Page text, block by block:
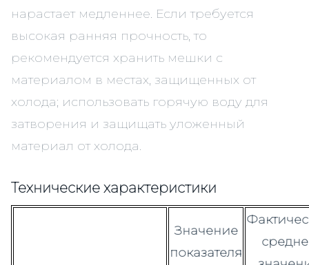
нарастает медленнее. Если требуется
высокая ранняя прочность, то
рекомендуется хранить мешки с
материалом в местах, защищенных от
холода; использовать горячую воду для
затворения и защищать уложенный
материал от холода.
Технические характеристики
Значение
показателя